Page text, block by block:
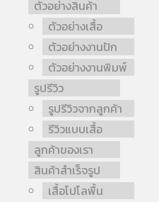
ตัวอย่างสินค้า
ตัวอย่างเสื้อ
ตัวอย่างงานปัก
ตัวอย่างงานพิมพ์
รูปรีวิว
รูปรีวิวจากลูกค้า
รีวิวแบบเสื้อ
ลูกค้าของเรา
สินค้าสำเร็จรูป
เสื้อโปโลพื้น